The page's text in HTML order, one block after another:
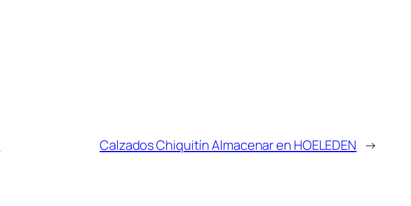
Calzados ChiquitínAlmacenar en HOELEDEN →